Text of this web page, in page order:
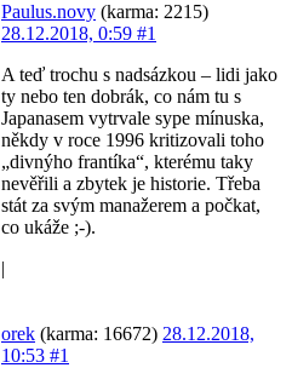
Paulus.novy (karma: 2215)
28.12.2018, 0:59 #1
A teď trochu s nadsázkou – lidi jako
ty nebo ten dobrák, co nám tu s
Japanasem vytrvale sype mínuska,
někdy v roce 1996 kritizovali toho
„divnýho frantíka“, kterému taky
nevěřili a zbytek je historie. Třeba
stát za svým manažerem a počkat,
co ukáže ;-).
|
orek (karma: 16672) 28.12.2018,
10:53 #1